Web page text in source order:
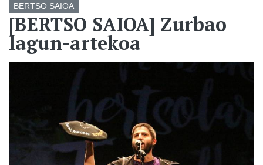
BERTSO SAIOA
[BERTSO SAIOA] Zurbao
lagun-artekoa